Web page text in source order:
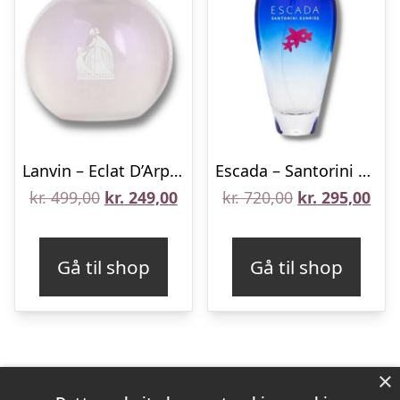
Lanvin – Eclat D’Arpege Sheer – 50 ml – Edt
kr.499,00 Den
kr. 499,00.
kr. 249,00Den
kr. 249,00.
Gå til shop
Escada – Santorini Sunrise – 100 ml – Edt
kr.720,00 Den
kr. 720,00.
kr. 295,00Den
kr.
Gå til shop
×